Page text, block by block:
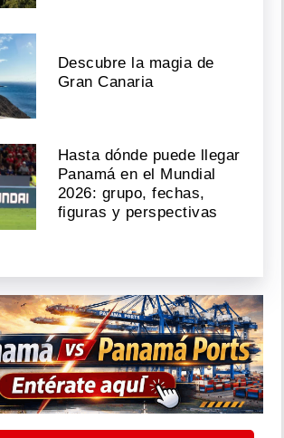
Descubre la magia de
Gran Canaria
Hasta dónde puede llegar
Panamá en el Mundial
2026: grupo, fechas,
figuras y perspectivas